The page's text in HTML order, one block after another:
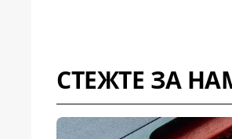
СТЕЖТЕ ЗА